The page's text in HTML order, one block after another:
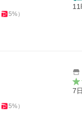
5%）
5%）
7